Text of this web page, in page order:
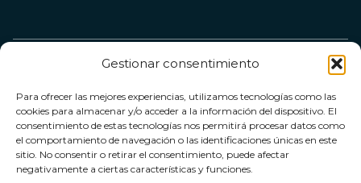
Gestionar consentimiento
Para ofrecer las mejores experiencias, utilizamos tecnologías como las
cookies para almacenar y/o acceder a la información del dispositivo. El
consentimiento de estas tecnologías nos permitirá procesar datos como
el comportamiento de navegación o las identificaciones únicas en este
sitio. No consentir o retirar el consentimiento, puede afectar
negativamente a ciertas características y funciones.
Contacto
Contacto
Política de
devoluciones
Términos y
condiciones
Política de
privacidad
Farmacenter
digital, S.L
B24836249
info@farmacenter.es
de pago